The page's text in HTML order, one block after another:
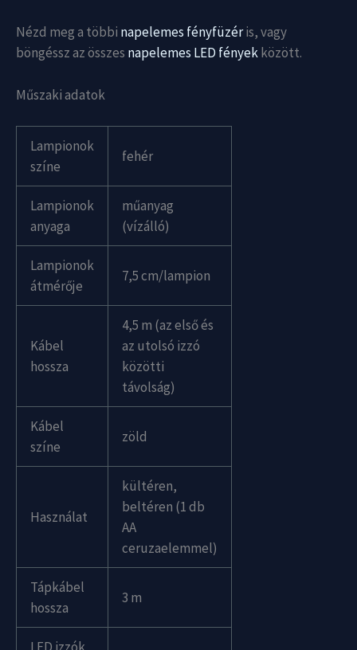
Nézd meg a többi napelemes fényfüzéris, vagy
böngéssz az összes napelemes LED fényekközött.
Műszaki adatok
Lampionok
színe
fehér
Lampionok
anyaga
műanyag
(vízálló)
Lampionok
átmérője
7,5 cm/lampion
Kábel
hossza
4,5 m (az első és
az utolsó izzó
közötti
távolság)
Kábel
színe
zöld
Használat
kültéren,
beltéren (1 db
AA
ceruzaelemmel)
Tápkábel
hossza
3 m